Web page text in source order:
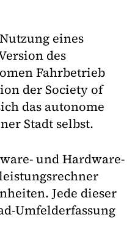
eines
des
Fahrbetrieb
der Society of
das autonome
Stadt selbst.
und Hardware-
Jede dieser
Umfelderfassung